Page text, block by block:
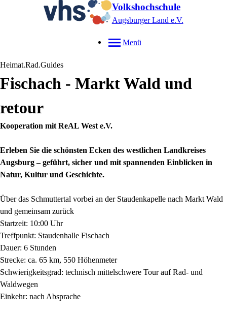
Volkshochschule
Augsburger Land e.V.
Menü
Heimat.Rad.Guides
Fischach - Markt Wald und
retour
Kooperation mit ReAL West e.V.
Erleben Sie die schönsten Ecken des westlichen Landkreises
Augsburg – geführt, sicher und mit spannenden Einblicken in
Natur, Kultur und Geschichte.
Über das Schmuttertal vorbei an der Staudenkapelle nach Markt Wald
und gemeinsam zurück
Startzeit: 10:00 Uhr
Treffpunkt: Staudenhalle Fischach
Dauer: 6 Stunden
Strecke: ca. 65 km, 550 Höhenmeter
Schwierigkeitsgrad: technisch mittelschwere Tour auf Rad- und
Waldwegen
Einkehr: nach Absprache